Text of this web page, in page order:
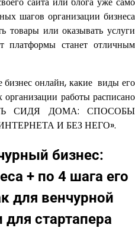
шагов организации бизнеса
товары или оказывать услуги
платформы станет отличным
бизнес онлайн, какие виды его
работы расписано
СИДЯ ДОМА: СПОСОБЫ
И БЕЗ НЕГО».
бизнес:
+ по 4 шага его
для венчурной
стартапера